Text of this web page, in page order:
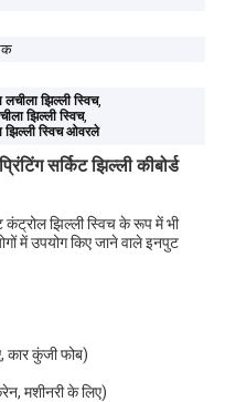
झिल्ली स्विच,
झिल्ली स्विच,
झिल्ली स्विच ओवरले
सर्किट झिल्ली कीबोर्ड
कंट्रोल झिल्ली स्विच के रूप में भी
में उपयोग किए जाने वाले इनपुट
कार कुंजी फोब)
मशीनरी के लिए)